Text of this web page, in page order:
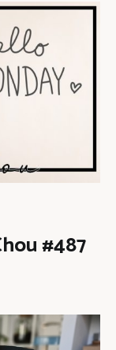
#487